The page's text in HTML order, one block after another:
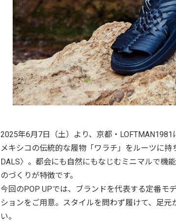
2025年6月7日（土）より、京都・LOFTMAN1981
メキシコの伝統的な履物「ワラチ」をルーツに
DALS〉。都会にも自然にもなじむミニマルで機
のづくりが特徴です。
今回のPOP UPでは、ブランドを代表する定番モ
ションをご用意。スタイルを問わず履けて、足
い。